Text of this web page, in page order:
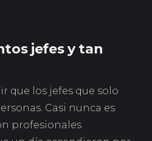
jefes y tan
que los jefes que solo
Casi nunca es
profesionales